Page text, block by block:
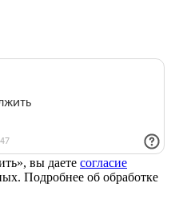
вы даете согласие
Подробнее об обработке